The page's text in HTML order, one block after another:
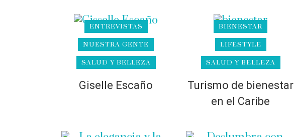
ENTREVISTAS
NUESTRA GENTE
SALUD Y BELLEZA
Giselle Escaño
BIENESTAR
LIFESTYLE
SALUD Y BELLEZA
Turismo de bienestar
en el Caribe